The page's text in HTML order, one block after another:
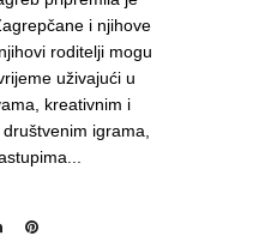
i njihove
roditelji mogu
uživajući u
kreativnim i
igrama,